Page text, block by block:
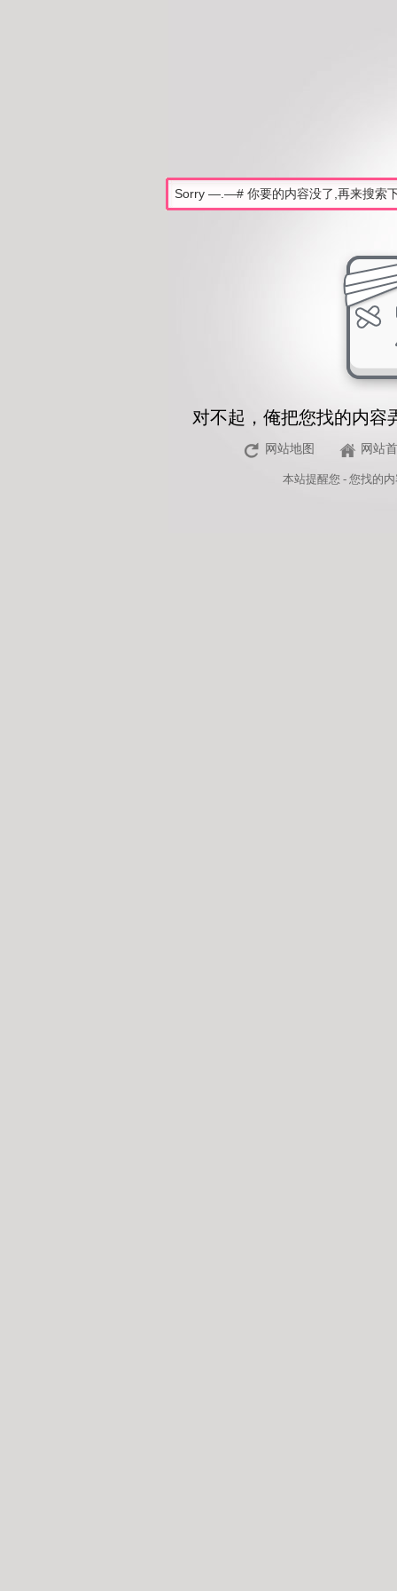
对不起，俺把您找的内容
网站地图 网站
本站提醒您 - 您找的